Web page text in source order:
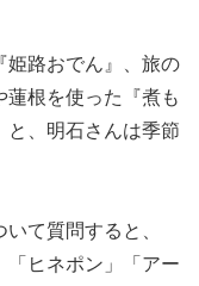
路おでん』、旅の
蓮根を使った『煮も
と、明石さんは季節
て質問すると、
「ヒネポン」「アー